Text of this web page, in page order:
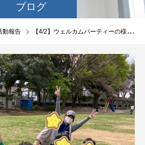
ブログ
報告 【4/2】ウェルカムパーティーの様子②